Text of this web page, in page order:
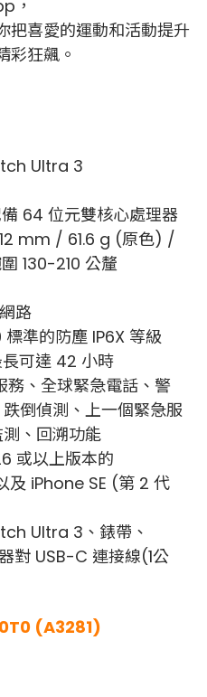
，
把喜愛的運動和活動提升
彩狂飆。
Ultra 3
64 位元雙核心處理器
mm / 61.6 g (原色) /
130-210 公釐
路
準的防塵 IP6X 等級
可達 ​​42 小時
、全球緊急電話、警
倒偵測、上一個緊急服
、回溯功能
或以上版本的
及 iPhone SE (第 2 代
Ultra 3、錶帶、
對 USB-C 連接線(1公
(A3281)